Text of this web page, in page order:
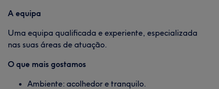
A equipa
Uma equipa qualificada e experiente, especializada
nas suas áreas de atuação.
O que mais gostamos
Ambiente: acolhedor e tranquilo.